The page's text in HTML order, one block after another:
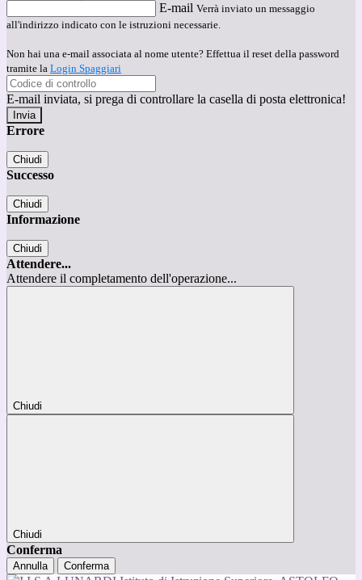
E-mail Verrà inviato un messaggio
all'indirizzo indicato con le istruzioni necessarie.
Non hai una e-mail associata al nome utente? Effettua il reset della password
tramite la Login Spaggiari
E-mail inviata, si prega di controllare la casella di posta elettronica!
Errore
Chiudi
Successo
Chiudi
Informazione
Chiudi
Attendere...
Attendere il completamento dell'operazione...
Chiudi
Chiudi
Conferma
Annulla Conferma